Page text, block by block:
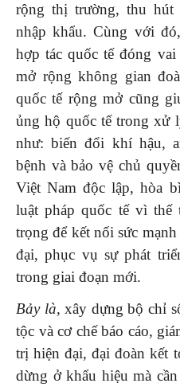
rộng thị trường, thu
nhập khẩu. Cùng với
hợp tác quốc tế đóng
mở rộng không gian
quốc tế rộng mở cũng
ủng hộ quốc tế trong xử
như: biến đổi khí hậu,
bệnh và bảo vệ chủ
Việt Nam độc lập, hòa
luật pháp quốc tế vì thế
trọng để kết nối sức
đại, phục vụ sự phát
trong giai đoạn mới.
Bảy là,xây dựng bộ chỉ
tộc và cơ chế báo cáo,
trị hiện đại, đại đoàn kết
dừng ở khẩu hiệu mà